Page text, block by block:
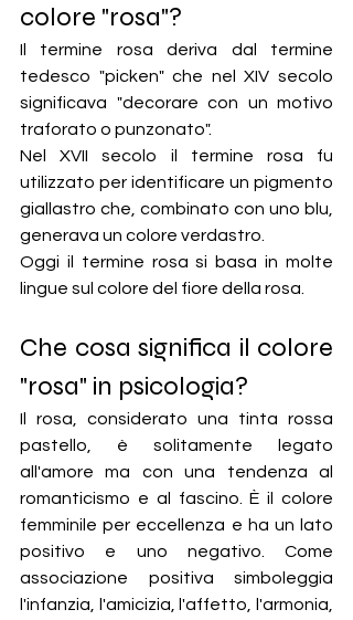
colore "rosa"?
Il termine rosa deriva dal termine
tedesco "picken" che nel XIV secolo
significava "decorare con un motivo
traforato o punzonato".
Nel XVII secolo il termine rosa fu
utilizzato per identificare un pigmento
giallastro che, combinato con uno blu,
generava un colore verdastro.
Oggi il termine rosa si basa in molte
lingue sul colore del fiore della rosa.
Che cosa significa il colore
"rosa" in psicologia?
Il rosa, considerato una tinta rossa
pastello, è solitamente legato
all'amore ma con una tendenza al
romanticismo e al fascino. È il colore
femminile per eccellenza e ha un lato
positivo e uno negativo. Come
associazione positiva simboleggia
l'infanzia, l'amicizia, l'affetto, l'armonia,